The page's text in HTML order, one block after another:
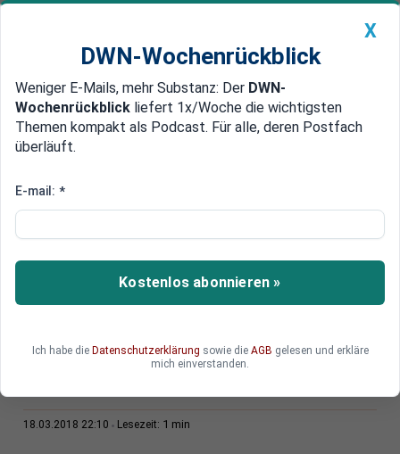
Newsticker MEIN DWN: Geldanlage Premium
Edelmetalle DWN-Magazin China
Rückzug aus der Fläche
Zahl der Volks- und
Raiffeisenbanken sinkt deutlich
Die Zahl der Volks- und Raiffeisenbanken in
18.03.2018 22:10 Lesezeit: 1 min
X
DWN-Wochenrückblick
Weniger E-Mails, mehr Substanz: Der DWN-
Wochenrückblick liefert 1x/Woche die wichtigsten
Themen kompakt als Podcast. Für alle, deren Postfach
überläuft.
E-mail: *
Kostenlos abonnieren »
Ich habe die Datenschutzerklärung sowie die AGB gelesen und erkläre
mich einverstanden.